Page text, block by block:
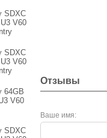
Отзывы
Ваше имя:
SDXC
​​V60
SDXC
​​V60
64GB
V60
SDXC